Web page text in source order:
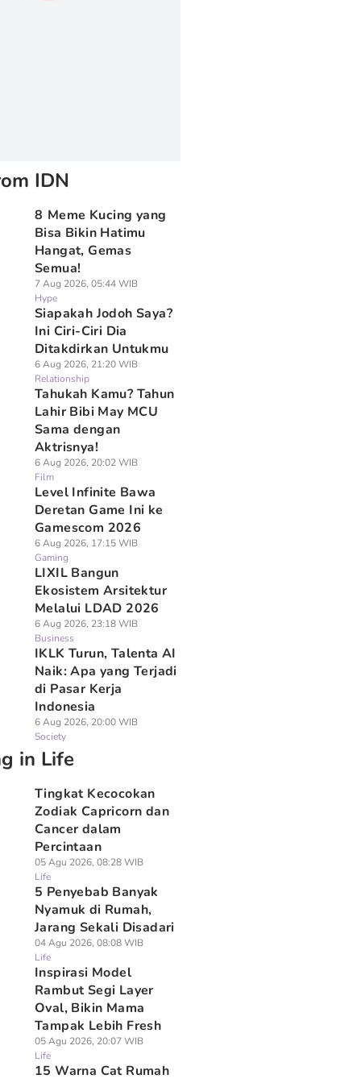
IDN
8 Meme Kucing yang
Bisa Bikin Hatimu
Hangat, Gemas
Semua!
7 Aug 2026, 05:44 WIB
Hype
Siapakah Jodoh Saya?
Ini Ciri-Ciri Dia
Ditakdirkan Untukmu
6 Aug 2026, 21:20 WIB
Relationship
Tahukah Kamu? Tahun
Lahir Bibi May MCU
Sama dengan
Aktrisnya!
6 Aug 2026, 20:02 WIB
Film
Level Infinite Bawa
Deretan Game Ini ke
Gamescom 2026
6 Aug 2026, 17:15 WIB
Gaming
LIXIL Bangun
Ekosistem Arsitektur
Melalui LDAD 2026
6 Aug 2026, 23:18 WIB
Business
IKLK Turun, Talenta AI
Naik: Apa yang Terjadi
di Pasar Kerja
Indonesia
6 Aug 2026, 20:00 WIB
Society
in Life
Tingkat Kecocokan
Zodiak Capricorn dan
Cancer dalam
Percintaan
05 Agu 2026, 08:28 WIB
Life
5 Penyebab Banyak
Nyamuk di Rumah,
Jarang Sekali Disadari
04 Agu 2026, 08:08 WIB
Life
Inspirasi Model
Rambut Segi Layer
Oval, Bikin Mama
Tampak Lebih Fresh
05 Agu 2026, 20:07 WIB
Life
15 Warna Cat Rumah